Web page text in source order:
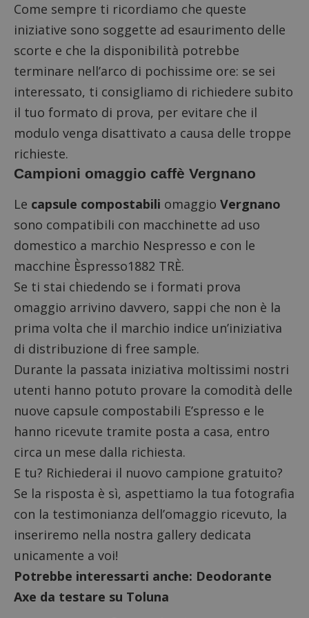
Come sempre ti ricordiamo che queste
iniziative sono soggette ad esaurimento delle
scorte e che la disponibilità potrebbe
terminare nell’arco di pochissime ore: se sei
interessato, ti consigliamo di richiedere subito
il tuo formato di prova, per evitare che il
modulo venga disattivato a causa delle troppe
richieste.
Campioni omaggio caffè Vergnano
Le capsule compostabili omaggio Vergnano
sono compatibili con macchinette ad uso
domestico a marchio Nespresso e con le
macchine Èspresso1882 TRÈ.
Se ti stai chiedendo se i formati prova
omaggio arrivino davvero, sappi che non è la
prima volta che il marchio indice un’iniziativa
di distribuzione di free sample.
Durante la passata iniziativa moltissimi nostri
utenti hanno potuto provare la comodità delle
nuove capsule compostabili E’spresso e le
hanno ricevute tramite posta a casa, entro
circa un mese dalla richiesta.
E tu? Richiederai il nuovo campione gratuito?
Se la risposta è sì, aspettiamo la tua fotografia
con la testimonianza dell’omaggio ricevuto, la
inseriremo nella nostra gallery dedicata
unicamente a voi!
Potrebbe interessarti anche: Deodorante
Axe da testare su Toluna